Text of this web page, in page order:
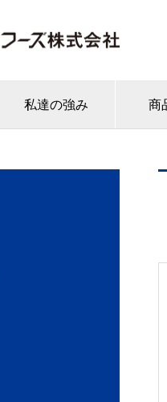
私達の強み 商